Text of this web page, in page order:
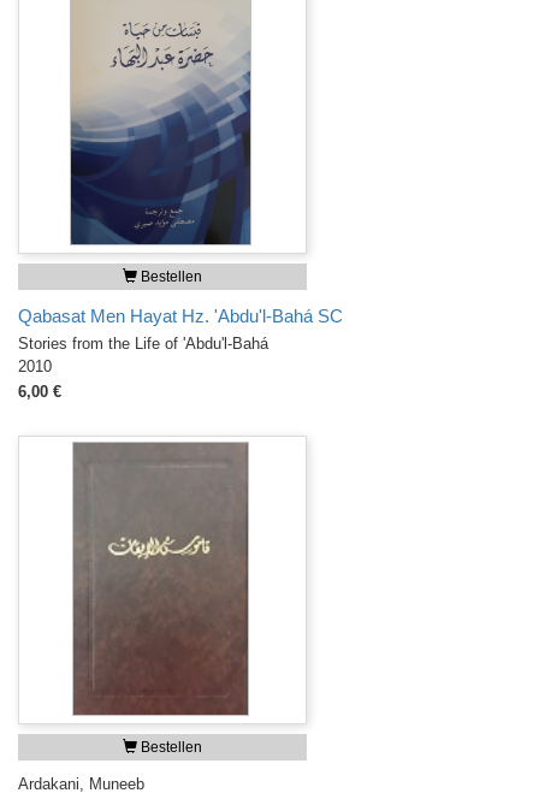
Bestellen
Qabasat Men Hayat Hz. 'Abdu'l-Bahá SC
Stories from the Life of 'Abdu'l-Bahá
2010
6,00 €
Bestellen
Ardakani, Muneeb